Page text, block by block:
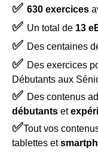
✅ 630 exercices
✅ Un total de 13
✅ Des centaines
✅ Des exercices
Débutants aux
✅ Des contenus
débutants et
✅Tout vos
tablettes et